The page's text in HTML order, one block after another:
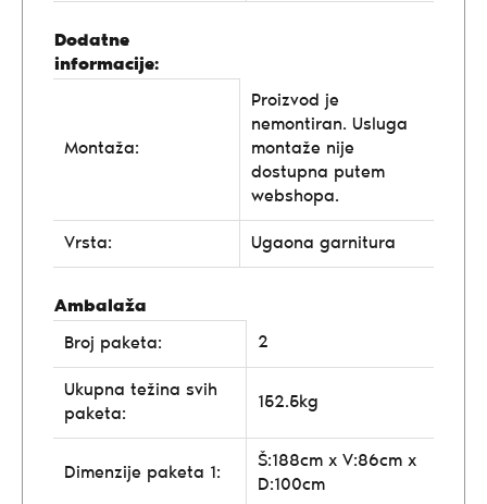
Dodatne
informacije:
Montaža:
Proizvod je
nemontiran. Usluga
montaže nije
dostupna putem
webshopa.
Vrsta: Ugaona garnitura
Ambalaža
Broj paketa:
2
Ukupna težina svih
paketa:
152.5kg
Dimenzije paketa 1:
Š:188cm x V:86cm x
D:100cm